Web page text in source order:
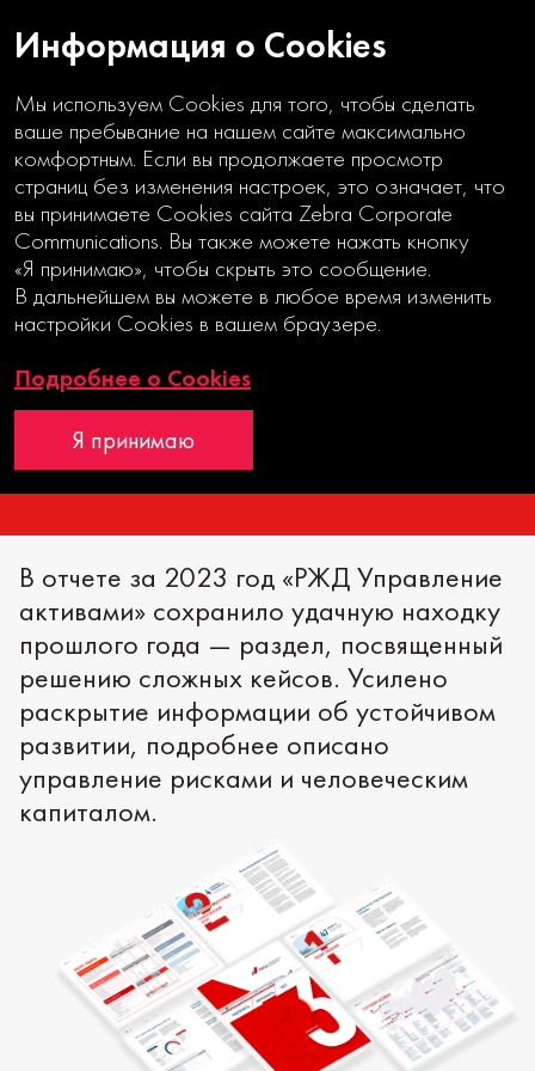
ЗАДАЧИ
ПОВЫШЕННОЙ
СЛОЖНОСТИ
Годовой отчет
Интерактивный годовой отчет
В отчете за 2023 год «РЖД Управление
активами» сохранило удачную находку
прошлого года — раздел, посвященный
решению сложных кейсов. Усилено
раскрытие информации об устойчивом
развитии, подробнее описано
управление рисками и человеческим
капиталом.
Информация о Cookies
Мы используем Cookies для того, чтобы сделать
ваше пребывание на нашем сайте максимально
комфортным. Если вы продолжаете просмотр
страниц без изменения настроек, это означает, что
вы принимаете Cookies сайта Zebra Corporate
Communications. Вы также можете нажать кнопку
«Я принимаю», чтобы скрыть это сообщение.
В дальнейшем вы можете в любое время изменить
настройки Cookies в вашем браузере.
Подробнее о Cookies
Я принимаю